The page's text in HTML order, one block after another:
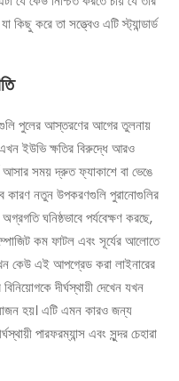
কিছু করে তা সত্ত্বেও এটি স্ট্যান্ডার্ড
পুলের আস্তরণের আগের তুলনায়
ইউভি ক্ষতির বিরুদ্ধে আরও
আসার সময় দ্রুত ফ্যাকাশে বা ভেঙে
কারণ নতুন উপকরণগুলি পুরানোগুলির
ঘনিষ্ঠভাবে পর্যবেক্ষণ করছে,
কম ফাটল এবং সূর্যের আলোতে
কেউ এই আপগ্রেড করা লাইনারের
দীর্ঘস্থায়ী দেখেন যখন
হয়। এটি এমন কারও জন্য
পারফরম্যান্স এবং সুন্দর চেহারা